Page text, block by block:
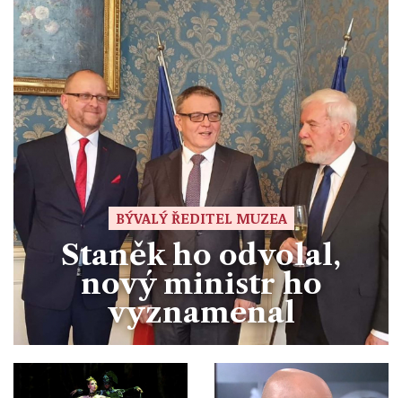
BÝVALÝ ŘEDITEL MUZEA
Staněk ho odvolal,
nový ministr ho
vyznamenal